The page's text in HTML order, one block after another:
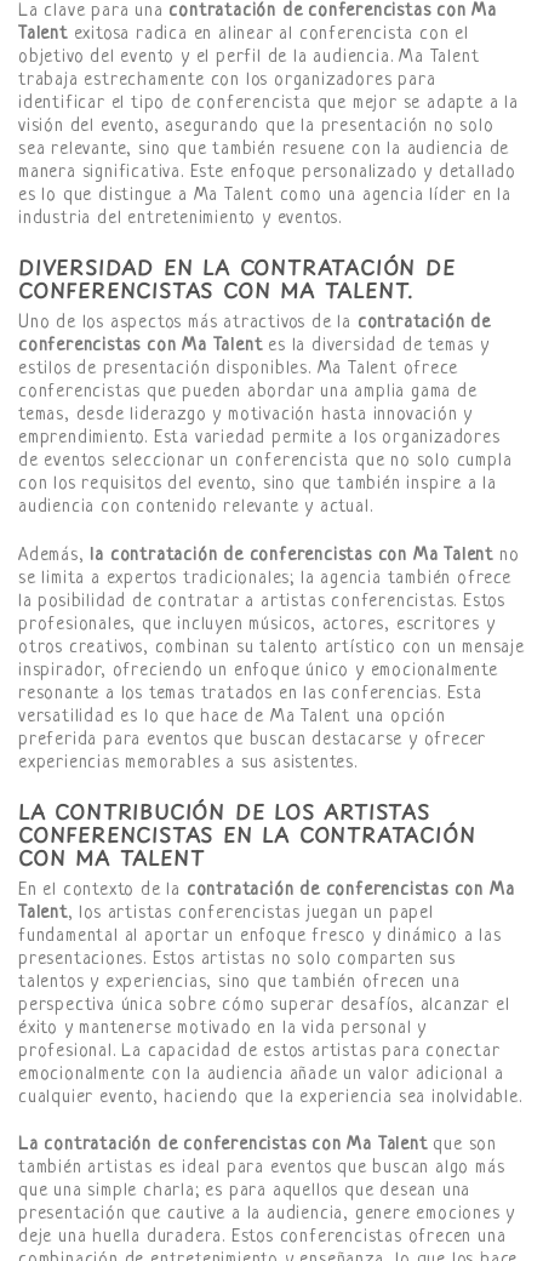
La clave para una contratación de conferencistas con Ma
Talentexitosa radica en alinear al conferencista con el
objetivo del evento y el perfil de la audiencia. Ma Talent
trabaja estrechamente con los organizadores para
identificar el tipo de conferencista que mejor se adapte a la
visión del evento, asegurando que la presentación no solo
sea relevante, sino que también resuene con la audiencia de
manera significativa. Este enfoque personalizado y detallado
es lo que distingue a Ma Talent como una agencia líder en la
industria del entretenimiento y eventos.
DIVERSIDAD EN LA CONTRATACIÓN DE
CONFERENCISTAS CON MA TALENT.
Uno de los aspectos más atractivos de la contratación de
conferencistas con Ma Talentes la diversidad de temas y
estilos de presentación disponibles. Ma Talent ofrece
conferencistas que pueden abordar una amplia gama de
temas, desde liderazgo y motivación hasta innovación y
emprendimiento. Esta variedad permite a los organizadores
de eventos seleccionar un conferencista que no solo cumpla
con los requisitos del evento, sino que también inspire a la
audiencia con contenido relevante y actual.
Además, la contratación de conferencistas con Ma Talent no
se limita a expertos tradicionales; la agencia también ofrece
la posibilidad de contratar a artistas conferencistas. Estos
profesionales, que incluyen músicos, actores, escritores y
otros creativos, combinan su talento artístico con un mensaje
inspirador, ofreciendo un enfoque único y emocionalmente
resonante a los temas tratados en las conferencias. Esta
versatilidad es lo que hace de Ma Talent una opción
preferida para eventos que buscan destacarse y ofrecer
experiencias memorables a sus asistentes.
LA CONTRIBUCIÓN DE LOS ARTISTAS
CONFERENCISTAS EN LA CONTRATACIÓN
CON MA TALENT
En el contexto de la contratación de conferencistas con Ma
Talent, los artistas conferencistas juegan un papel
fundamental al aportar un enfoque fresco y dinámico a las
presentaciones. Estos artistas no solo comparten sus
talentos y experiencias, sino que también ofrecen una
perspectiva única sobre cómo superar desafíos, alcanzar el
éxito y mantenerse motivado en la vida personal y
profesional. La capacidad de estos artistas para conectar
emocionalmente con la audiencia añade un valor adicional a
cualquier evento, haciendo que la experiencia sea inolvidable.
La contratación de conferencistas con Ma Talentque son
también artistas es ideal para eventos que buscan algo más
que una simple charla; es para aquellos que desean una
presentación que cautive a la audiencia, genere emociones y
deje una huella duradera. Estos conferencistas ofrecen una